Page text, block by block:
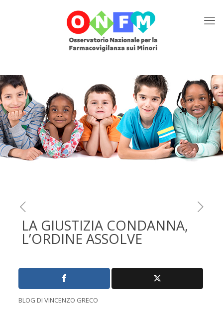
LA GIUSTIZIA CONDANNA,
L’ORDINE ASSOLVE
BLOG DI VINCENZO GRECO